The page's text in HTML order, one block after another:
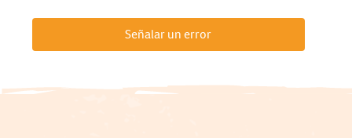
Señalar un error